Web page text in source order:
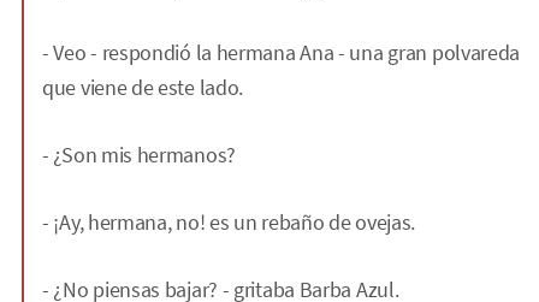
- Veo - respondió la hermana Ana - una gran polvareda
que viene de este lado.
- ¿Son mis hermanos?
- ¡Ay, hermana, no! es un rebaño de ovejas.
- ¿No piensas bajar? - gritaba Barba Azul.